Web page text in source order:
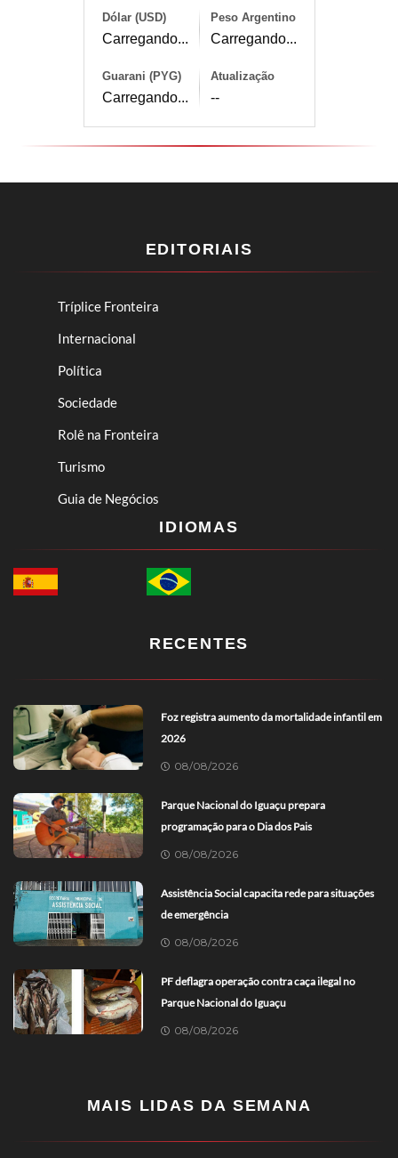
Dólar (USD)
Carregando...
Peso Argentino
Carregando...
Guarani (PYG)
Carregando...
Atualização
--
EDITORIAIS
Tríplice Fronteira
Internacional
Política
Sociedade
Rolê na Fronteira
Turismo
Guia de Negócios
IDIOMAS
RECENTES
Foz registra aumento da mortalidade infantil em
2026
08/08/2026
Parque Nacional do Iguaçu prepara
programação para o Dia dos Pais
08/08/2026
Assistência Social capacita rede para situações
de emergência
08/08/2026
PF deflagra operação contra caça ilegal no
Parque Nacional do Iguaçu
08/08/2026
MAIS LIDAS DA SEMANA